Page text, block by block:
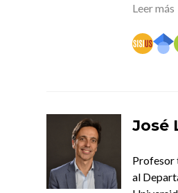
Leer más
José
Profesor
al